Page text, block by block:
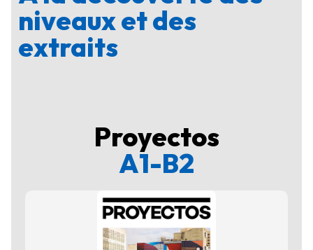
niveaux et des
extraits
Proyectos
A1-B2